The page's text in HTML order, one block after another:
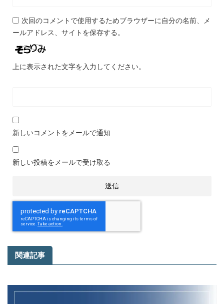
次回のコメントで使用するためブラウザーに自分の名前、メ
ールアドレス、サイトを保存する。
上に表示された文字を入力してください。
新しいコメントをメールで通知
新しい投稿をメールで受け取る
関連記事